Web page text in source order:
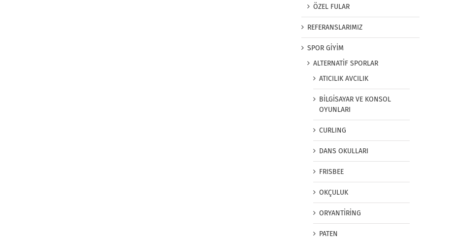
ÖZEL FULAR
REFERANSLARIMIZ
SPOR GİYİM
ALTERNATİF SPORLAR
ATICILIK AVCILIK
BİLGİSAYAR VE KONSOL
OYUNLARI
CURLING
DANS OKULLARI
FRISBEE
OKÇULUK
ORYANTİRİNG
PATEN